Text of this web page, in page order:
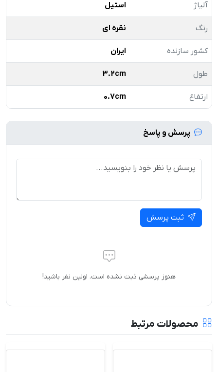
آلیاژ استیل
رنگ نقره ای
کشور سازنده ایران
طول 3.2cm
ارتفاع 0.7cm
پرسش و پاسخ
ثبت پرسش
هنوز پرسشی ثبت نشده است. اولین نفر باشید!
محصولات مرتبط